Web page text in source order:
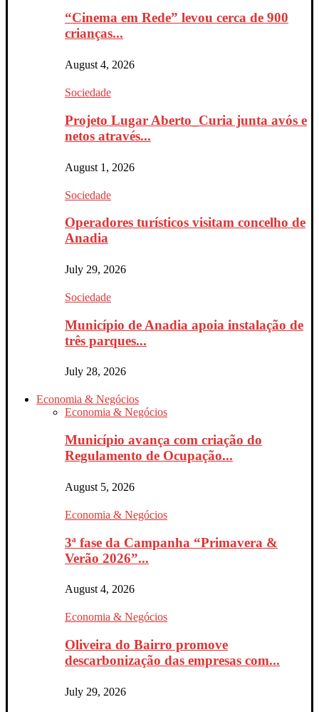
“Cinema em Rede” levou cerca de 900
crianças...
August 4, 2026
Sociedade
Projeto Lugar Aberto_Curia junta avós e
netos através...
August 1, 2026
Sociedade
Operadores turísticos visitam concelho de
Anadia
July 29, 2026
Sociedade
Município de Anadia apoia instalação de
três parques...
July 28, 2026
Economia & Negócios
Economia & Negócios
Município avança com criação do
Regulamento de Ocupação...
August 5, 2026
Economia & Negócios
3ª fase da Campanha “Primavera &
Verão 2026”...
August 4, 2026
Economia & Negócios
Oliveira do Bairro promove
descarbonização das empresas com...
July 29, 2026